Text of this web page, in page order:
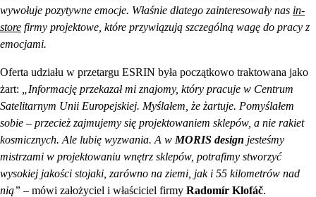
wywołuje pozytywne emocje. Właśnie dlatego zainteresowały nas in-
store firmy projektowe, które przywiązują szczególną wagę do pracy z
emocjami.
Oferta udziału w przetargu ESRIN była początkowo traktowana jako
żart:
„Informację przekazał mi znajomy, który pracuje w Centrum
Satelitarnym Unii Europejskiej. Myślałem, że żartuje. Pomyślałem
sobie – przecież zajmujemy się projektowaniem sklepów, a nie rakiet
kosmicznych. Ale lubię wyzwania. A w MORIS design jesteśmy
mistrzami w projektowaniu wnętrz sklepów, potrafimy stworzyć
wysokiej jakości stojaki, zarówno na ziemi, jak i 55 kilometrów nad
nią” – mówi założyciel i właściciel firmy Radomír Klofáč.